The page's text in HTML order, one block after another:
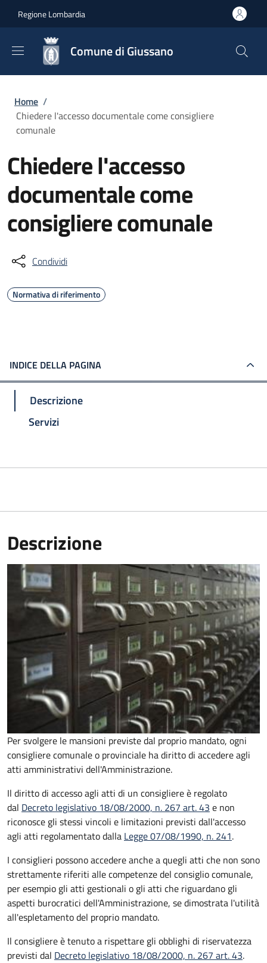
Regione Lombardia
Comune di Giussano
Briciole di pane
Home /
Chiedere l'accesso documentale come consigliere
comunale
Chiedere l'accesso
documentale come
consigliere comunale
Condividi
Normativa di riferimento
INDICE DELLA PAGINA
Descrizione
Servizi
Descrizione
Per svolgere le mansioni previste dal proprio mandato, ogni
consigliere comunale o provinciale ha diritto di accedere agli
atti amministrativi dell'Amministrazione.
Il diritto di accesso agli atti di un consigliere è regolato
dal Decreto legislativo 18/08/2000, n. 267 art. 43 e non
riconosce gli stessi vincoli e limitazioni previsti dall'accesso
agli atti regolamentato dalla Legge 07/08/1990, n. 241.
I consiglieri possono accedere anche a quegli atti che non sono
strettamente riferiti alle competenze del consiglio comunale,
per esempio gli atti gestionali o gli atti che riguardano gli
aspetti burocratici dell'Amministrazione, se dimostrata l'utilità
all'espletamento del proprio mandato.
Il consigliere è tenuto a rispettare gli obblighi di riservatezza
previsti dal Decreto legislativo 18/08/2000, n. 267 art. 43.